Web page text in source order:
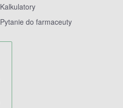
Kalkulatory
Pytanie do farmaceuty